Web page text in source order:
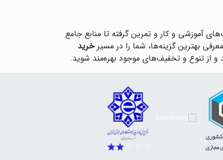
آموزشی و کار و تمرین گرفته تا منابع جامع
بهترین گزینه‌ها، شما را در مسیرخرید
و از تنوع و تخفیف‌های موجود بهره‌مند شوید.